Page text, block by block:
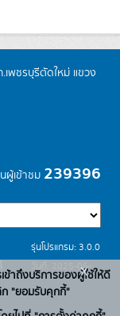
พชรบุรีตัดใหม่ แขวง
ผู้เข้าชม 239396
รุ่นโปรแกรม: 3.0.0
วันที่: 2025-06-
10
าถึงบริการของผู้ใช้ให้ดี
"ยอมรับคุกกี้"
x